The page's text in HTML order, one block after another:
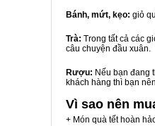
Bánh, mứt, kẹo: giỏ
Trà: Trong tất cả các
câu chuyện đầu xuân.
Rượu: Nếu bạn đang
khách hàng thì bạn
Vì sao nên
+ Món quà tết hoàn